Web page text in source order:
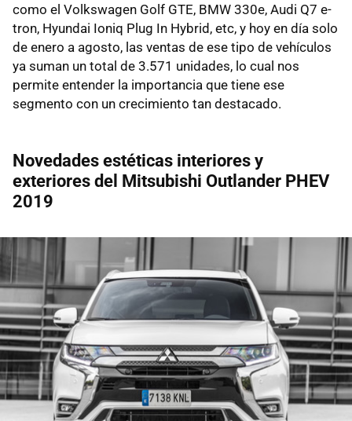
como el Volkswagen Golf GTE, BMW 330e, Audi Q7 e-
tron, Hyundai Ioniq Plug In Hybrid, etc, y hoy en día solo
de enero a agosto, las ventas de ese tipo de vehículos
ya suman un total de 3.571 unidades, lo cual nos
permite entender la importancia que tiene ese
segmento con un crecimiento tan destacado.
Novedades estéticas interiores y
exteriores del Mitsubishi Outlander PHEV
2019